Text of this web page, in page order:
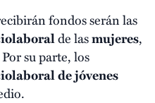
fondos serán las
de lasmujeres,
su parte, los
de jóvenes